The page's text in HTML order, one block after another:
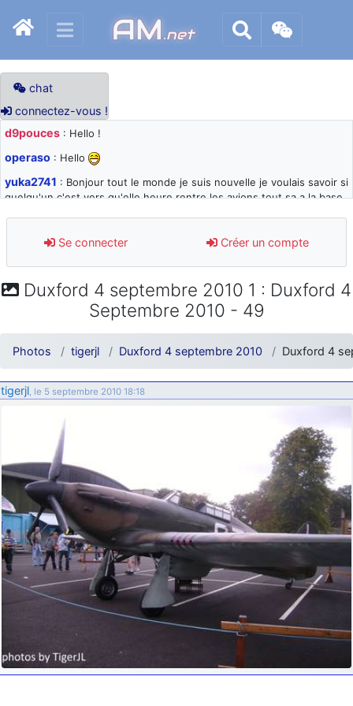
AM.net
chat
connectez-vous !
d9pouces : Hello !
operaso : Hello
yuka2741 : Bonjour tout le monde je suis nouvelle je voulais savoir si
quelqu'un c'est vers qu'elle heure rentre les avions tout sa a la base
d9pouces: désolé pour les quelques blocages du site ces derniers
jours : je teste des méthodes contre le spam et les bots trop nocifs
paxwax: Super, la nouvelle bannière
: je suis un avion@,._,+ > lesquels ? je ne suis pas sûr de
bien sûr que oui !
je suis un avion@,._,+: Bonjour je viens d'arriver il y a quelques
moi et quelques avions n'ont pas les mêmes noms qu'aujourd'hui
ouakamois : Bonjourà toutes et à tous.en espérantque ces
quelques images du Pays Basque vous auront plu ; Agur…
d9pouces: Je me rattraperai à la Ferté samedi
d9pouces: Malheureusement nonun peu trop loin pour moi !
fox_50: Bonjour, certains parmis vous étaient-ils présent au
meeting de Lann Bihoué de 2026 ?
cachée dans les pins: Coucou et excellente année 2026 à tous et
au site!
: Bonne année et tous mes meilleurs voeux à tous pour
little boy
: je vous souhaite un bon réveillon pour cette nouvelle
année!
Se connecter Créer un compte
Duxford 4 septembre 2010 1 : Duxford 4
Septembre 2010 - 49
Photos tigerjl Duxford 4 septembre 2010 Duxford 4
tigerjl, le 5 septembre 2010 18:18